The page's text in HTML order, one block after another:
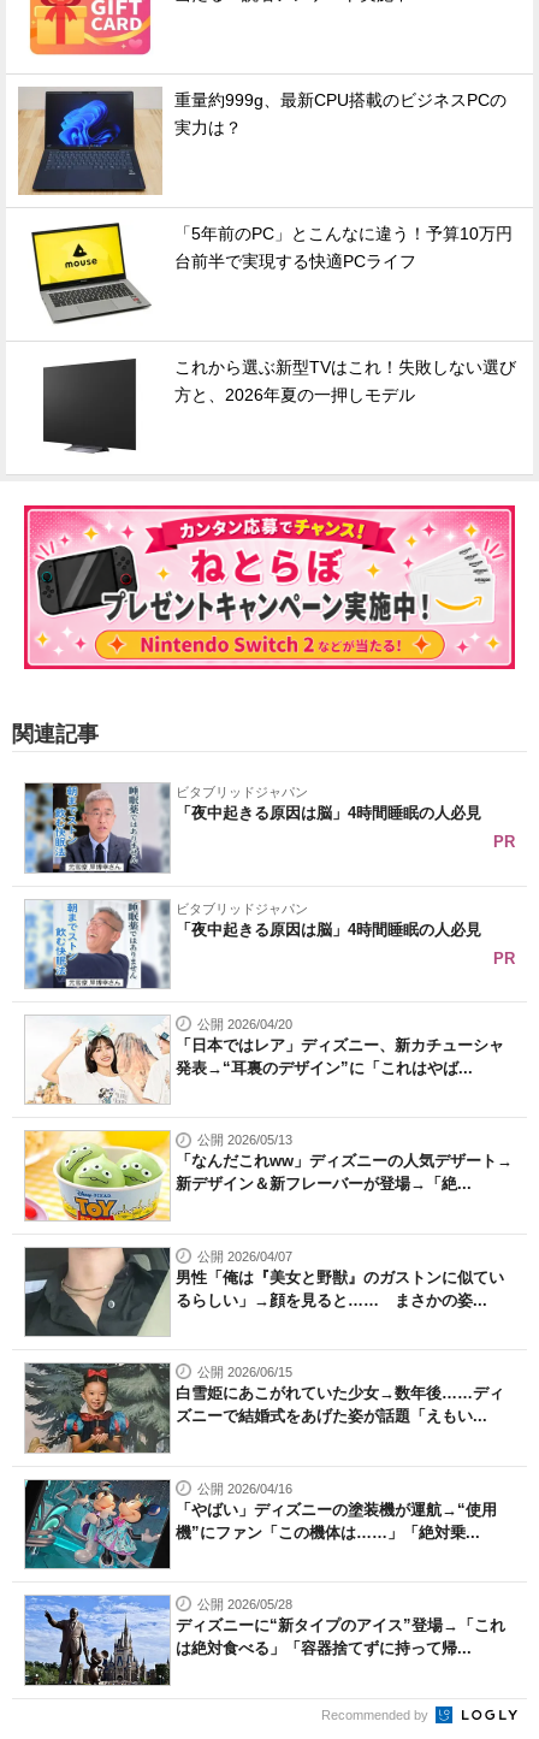
重量約999g、最新CPU搭載のビジネスPCの
実力は？
「5年前のPC」とこんなに違う！予算10万円
台前半で実現する快適PCライフ
これから選ぶ新型TVはこれ！失敗しない選び
方と、2026年夏の一押しモデル
関連記事
ビタブリッドジャパン
「夜中起きる原因は脳」4時間睡眠の人必見
PR
ビタブリッドジャパン
「夜中起きる原因は脳」4時間睡眠の人必見
PR
公開 2026/04/20
「日本ではレア」ディズニー、新カチューシャ
発表→“耳裏のデザイン”に「これはやば...
公開 2026/05/13
「なんだこれww」ディズニーの人気デザート→
新デザイン＆新フレーバーが登場→「絶...
公開 2026/04/07
男性「俺は『美女と野獣』のガストンに似てい
るらしい」→顔を見ると…… まさかの姿...
公開 2026/06/15
白雪姫にあこがれていた少女→数年後……ディ
ズニーで結婚式をあげた姿が話題「えもい...
公開 2026/04/16
「やばい」ディズニーの塗装機が運航→“使用
機”にファン「この機体は……」「絶対乗...
公開 2026/05/28
ディズニーに“新タイプのアイス”登場→「これ
は絶対食べる」「容器捨てずに持って帰...
Recommended by